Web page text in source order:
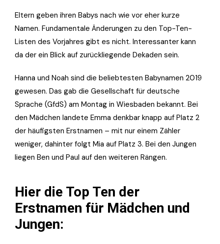
Eltern geben ihren Babys nach wie vor eher kurze
Namen. Fundamentale Änderungen zu den Top-Ten-
Listen des Vorjahres gibt es nicht. Interessanter kann
da der ein Blick auf zurückliegende Dekaden sein.
Hanna und Noah sind die beliebtesten Babynamen 2019
gewesen. Das gab die Gesellschaft für deutsche
Sprache (GfdS) am Montag in Wiesbaden bekannt. Bei
den Mädchen landete Emma denkbar knapp auf Platz 2
der häufigsten Erstnamen – mit nur einem Zähler
weniger, dahinter folgt Mia auf Platz 3. Bei den Jungen
liegen Ben und Paul auf den weiteren Rängen.
Hier die Top Ten der
Erstnamen für Mädchen und
Jungen: